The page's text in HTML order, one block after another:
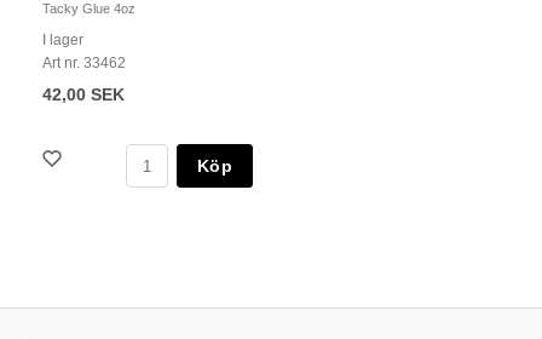
Tacky Glue 4oz
I lager
Art nr. 33462
42,00 SEK
Köp